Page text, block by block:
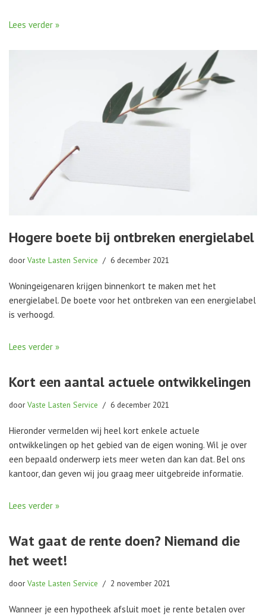
Lees verder »
Hogere boete bij ontbreken energielabel
doorVaste Lasten Service 6 december 2021
Woningeigenaren krijgen binnenkort te maken met het
energielabel. De boete voor het ontbreken van een energielabel
is verhoogd.
Lees verder »
Kort een aantal actuele ontwikkelingen
doorVaste Lasten Service 6 december 2021
Hieronder vermelden wij heel kort enkele actuele
ontwikkelingen op het gebied van de eigen woning. Wil je over
een bepaald onderwerp iets meer weten dan kan dat. Bel ons
kantoor, dan geven wij jou graag meer uitgebreide informatie.
Lees verder »
Wat gaat de rente doen? Niemand die
het weet!
doorVaste Lasten Service 2 november 2021
Wanneer je een hypotheek afsluit moet je rente betalen over